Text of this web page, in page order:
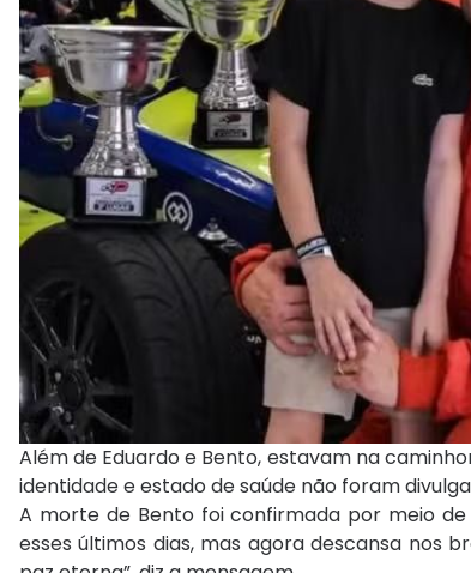
Além de Eduardo e Bento, estavam na
identidade e estado de saúde não foram
A morte de Bento foi confirmada por meio
esses últimos dias, mas agora descansa nos